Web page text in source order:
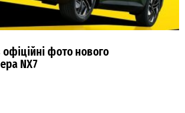
фото нового
NX7